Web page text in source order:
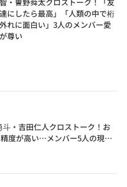
達にしたら最高」「人類の中で桁
外れに面白い」3人のメンバー愛
が尊い
斗・吉田仁人クロストーク！お
度が高い…メンバー5人の現在